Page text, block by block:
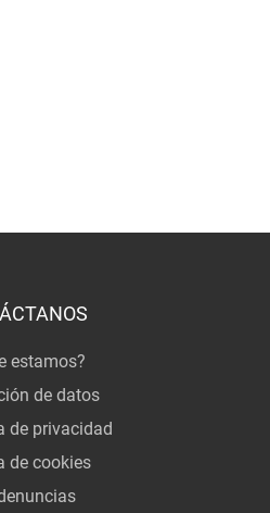
estamos?
de datos
de privacidad
de cookies